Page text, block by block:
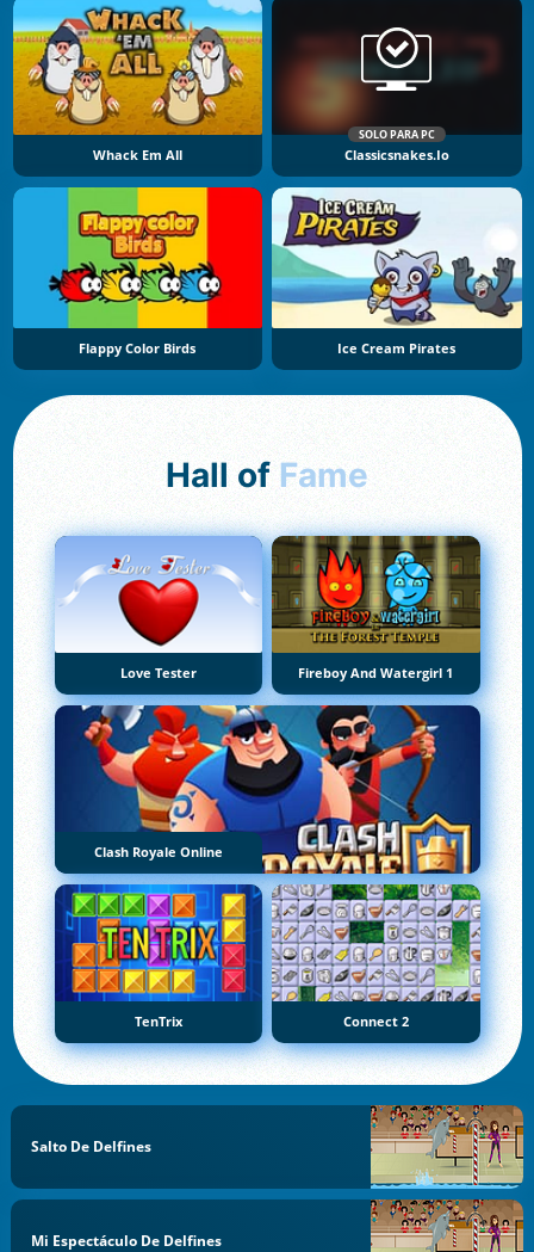
Whack Em All
SOLO PARA PC
Classicsnakes.io
Flappy Color Birds Ice Cream Pirates
Hall of Fame
Love Tester Fireboy And Watergirl 1
Clash Royale Online
TenTrix Connect 2
Salto De Delfines
Mi Espectáculo De Delfines